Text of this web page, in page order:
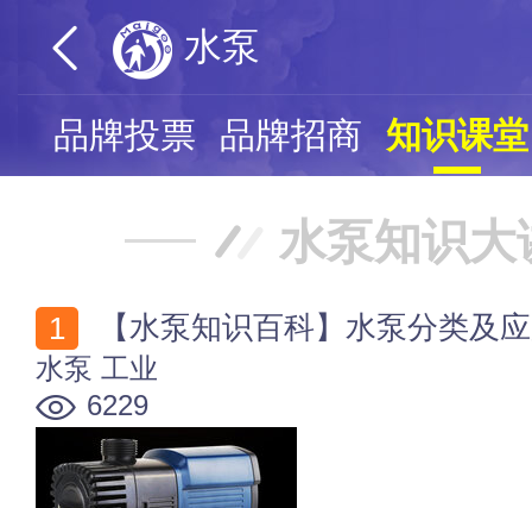
水泵
品牌投票 品牌招商 知识课堂
水泵知识大
【水泵知识百科】水泵分类及
水泵 工业
6229